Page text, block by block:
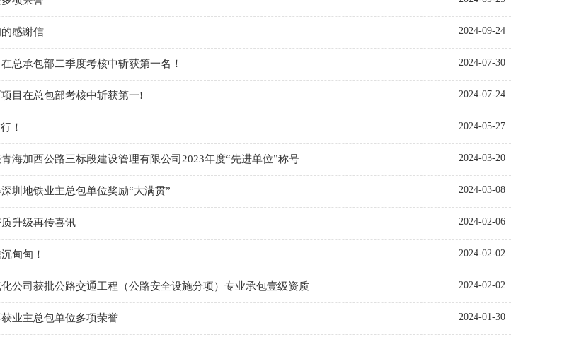
2024-09-24
感谢信
2024-07-30
总承包部二季度考核中斩获第一名！
2024-07-24
目在总包部考核中斩获第一!
2024-05-27
！
2024-03-20
海加西公路三标段建设管理有限公司2023年度“先进单位”称号
2024-03-08
圳地铁业主总包单位奖励“大满贯”
2024-02-06
升级再传喜讯
2024-02-02
甸甸！
2024-02-02
公司获批公路交通工程（公路安全设施分项）专业承包壹级资质
2024-01-30
业主总包单位多项荣誉